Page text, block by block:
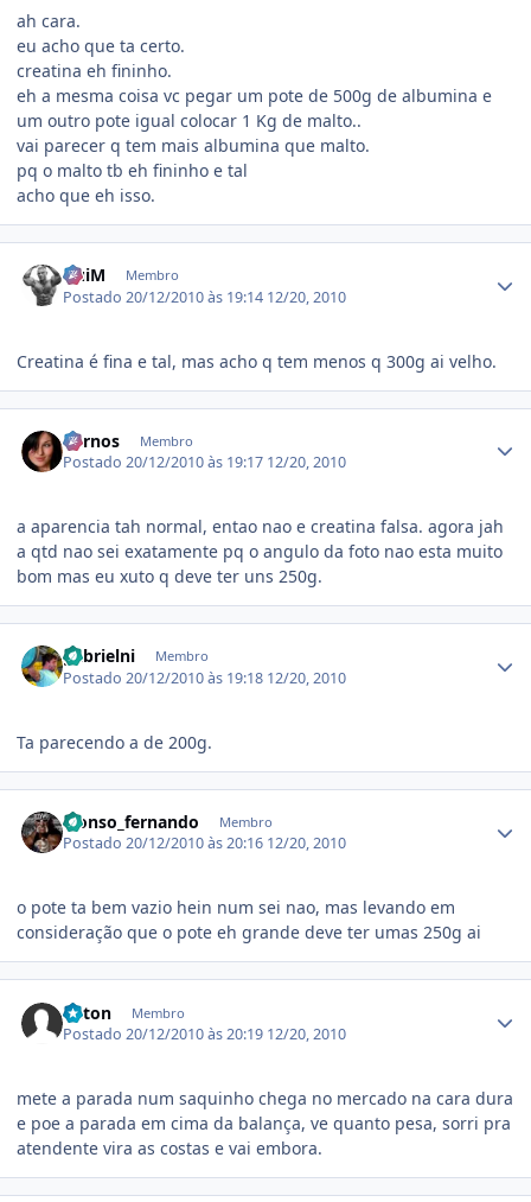
ah cara.
eu acho que ta certo.
creatina eh fininho.
eh a mesma coisa vc pegar um pote de 500g de albumina e
um outro pote igual colocar 1 Kg de malto..
vai parecer q tem mais albumina que malto.
pq o malto tb eh fininho e tal
acho que eh isso.
GuiM Membro
Postado20/12/2010 às 19:14 12/20, 2010
Creatina é fina e tal, mas acho q tem menos q 300g ai velho.
Bernos Membro
Postado20/12/2010 às 19:17 12/20, 2010
a aparencia tah normal, entao nao e creatina falsa. agora jah
a qtd nao sei exatamente pq o angulo da foto nao esta muito
bom mas eu xuto q deve ter uns 250g.
gabrielni Membro
Postado20/12/2010 às 19:18 12/20, 2010
Ta parecendo a de 200g.
alonso_fernando Membro
Postado20/12/2010 às 20:16 12/20, 2010
o pote ta bem vazio hein num sei nao, mas levando em
consideração que o pote eh grande deve ter umas 250g ai
Triton Membro
Postado20/12/2010 às 20:19 12/20, 2010
mete a parada num saquinho chega no mercado na cara dura
e poe a parada em cima da balança, ve quanto pesa, sorri pra
atendente vira as costas e vai embora.